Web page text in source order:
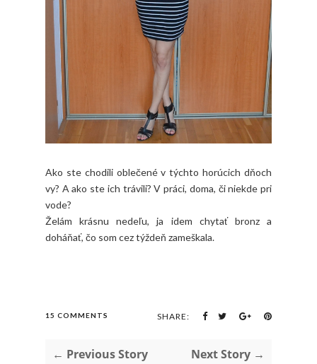
Ako ste chodili oblečené v týchto horúcich dňoch
vy? A ako ste ich trávili? V práci, doma, či niekde pri
vode?
Želám krásnu nedeľu, ja idem chytať bronz a
doháňať, čo som cez týždeň zameškala.
15 COMMENTS SHARE:
← Previous Story Next Story →